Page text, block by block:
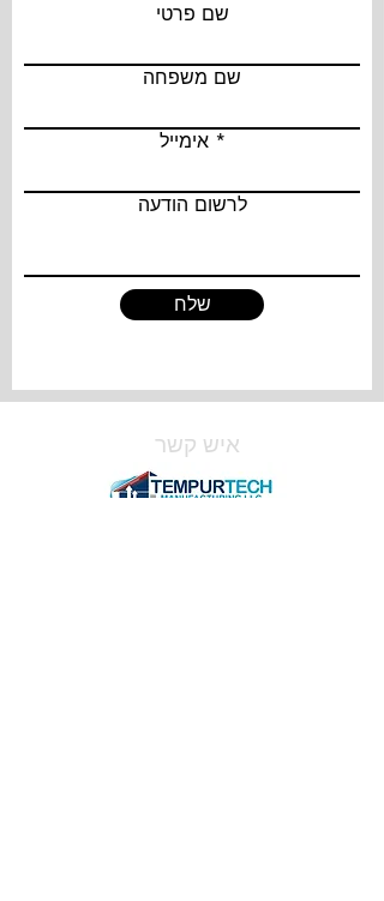
שם פרטי
שם משפחה
אימייל
לרשום הודעה
שלח
איש קשר